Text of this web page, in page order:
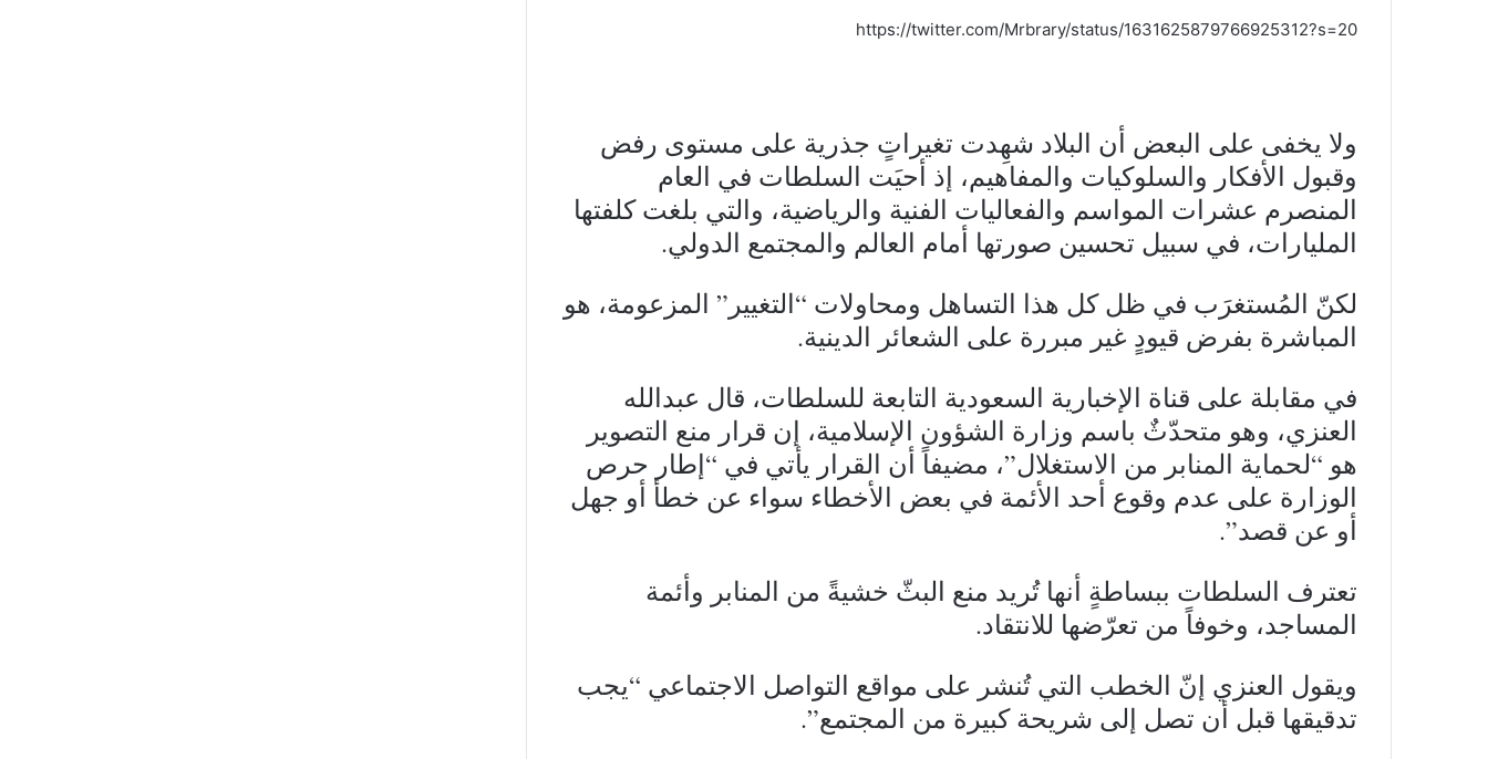
https://twitter.com/Mrbrary/status/1631625879766925312?s=20
ولا يخفى على البعض أن البلاد شهِدت تغيراتٍ جذرية على مستوى رفض
وقبول الأفكار والسلوكيات والمفاهيم، إذ أحيَت السلطات في العام
المنصرم عشرات المواسم والفعاليات الفنية والرياضية، والتي بلغت كلفتها
المليارات، في سبيل تحسين صورتها أمام العالم والمجتمع الدولي.
لكنّ المُستغرَب في ظل كل هذا التساهل ومحاولات “التغيير” المزعومة، هو
المباشرة بفرض قيودٍ غير مبررة على الشعائر الدينية.
في مقابلة على قناة الإخبارية السعودية التابعة للسلطات، قال عبدالله
العنزي، وهو متحدّثٌ باسم وزارة الشؤون الإسلامية، إن قرار منع التصوير
هو “لحماية المنابر من الاستغلال”، مضيفاً أن القرار يأتي في “إطار حرص
الوزارة على عدم وقوع أحد الأئمة في بعض الأخطاء سواء عن خطأ أو جهل
أو عن قصد”.
تعترف السلطات ببساطةٍ أنها تُريد منع البثّ خشيةً من المنابر وأئمة
المساجد، وخوفاً من تعرّضها للانتقاد.
ويقول العنزي إنّ الخطب التي تُنشر على مواقع التواصل الاجتماعي “يجب
تدقيقها قبل أن تصل إلى شريحة كبيرة من المجتمع”.